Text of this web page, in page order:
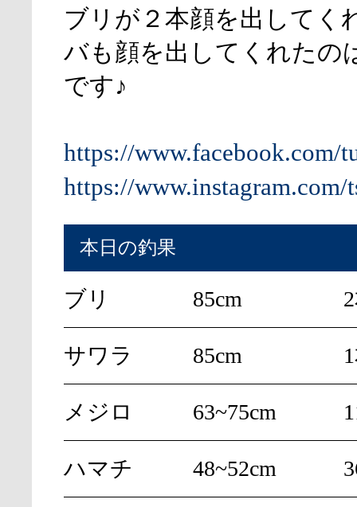
ブリが２本顔を出してく
バも顔を出してくれたの
です♪
https://www.facebook.com/
https://www.instagram.com/
本日の釣果
ブリ 85cm
サワラ 85cm
メジロ 63~75cm
ハマチ 48~52cm